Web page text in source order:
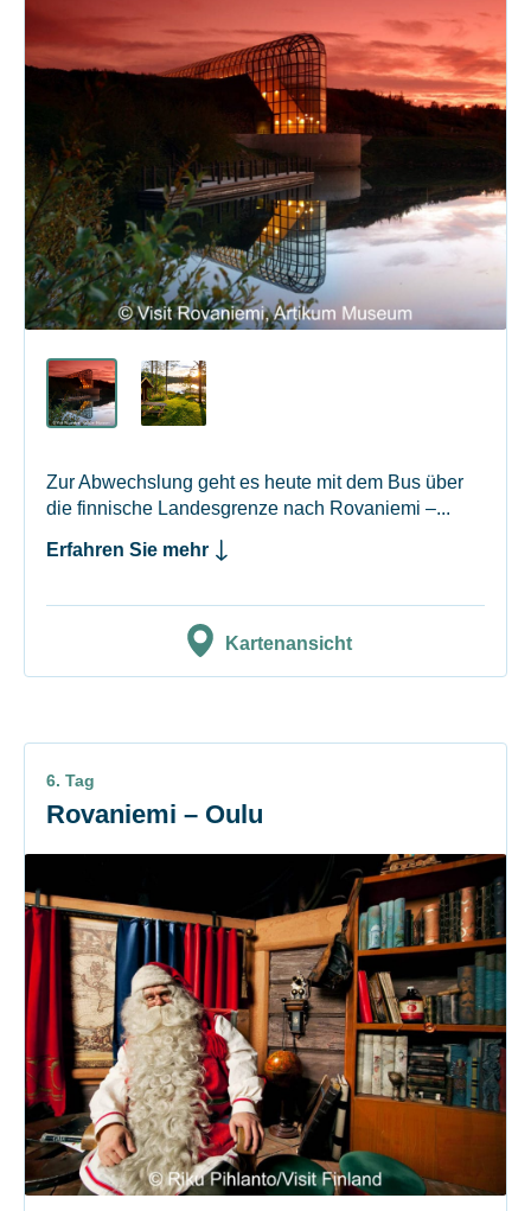
Zur Abwechslung geht es heute mit dem Bus über
die finnische Landesgrenze nach Rovaniemi –...
Erfahren Sie mehr
Kartenansicht
6. Tag
Rovaniemi – Oulu